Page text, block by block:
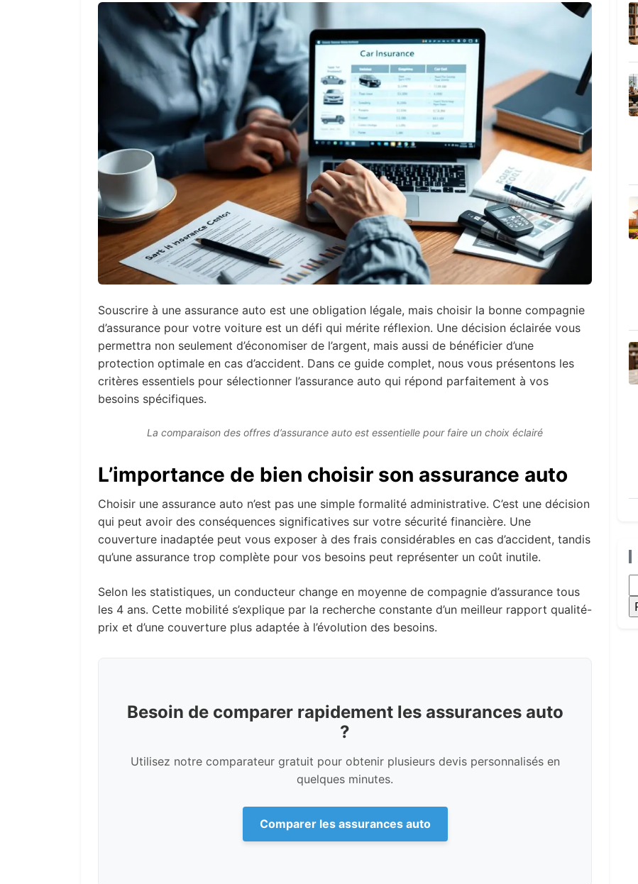
Souscrire à une assurance auto est une obligation légale, mais choisir la bonne compagnie
d’assurance pour votre voiture est un défi qui mérite réflexion. Une décision éclairée vous
permettra non seulement d’économiser de l’argent, mais aussi de bénéficier d’une
protection optimale en cas d’accident. Dans ce guide complet, nous vous présentons les
critères essentiels pour sélectionner l’assurance auto qui répond parfaitement à vos
besoins spécifiques.
La comparaison des offres d’assurance auto est essentielle pour faire un choix éclairé
L’importance de bien choisir son assurance auto
Choisir une assurance auto n’est pas une simple formalité administrative. C’est une décision
qui peut avoir des conséquences significatives sur votre sécurité financière. Une
couverture inadaptée peut vous exposer à des frais considérables en cas d’accident, tandis
qu’une assurance trop complète pour vos besoins peut représenter un coût inutile.
Selon les statistiques, un conducteur change en moyenne de compagnie d’assurance tous
les 4 ans. Cette mobilité s’explique par la recherche constante d’un meilleur rapport qualité-
prix et d’une couverture plus adaptée à l’évolution des besoins.
Besoin de comparer rapidement les assurances auto
?
Utilisez notre comparateur gratuit pour obtenir plusieurs devis personnalisés en
quelques minutes.
Comparer les assurances auto